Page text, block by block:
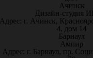
Ачинск
Дизайн-студия
Адрес: г. Ачинск,
4, дом 14
Барнаул
Ампир
Адрес: г. Барнаул, пр.